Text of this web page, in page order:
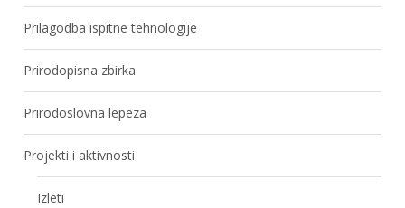
Prilagodba ispitne tehnologije
Prirodopisna zbirka
Prirodoslovna lepeza
Projekti i aktivnosti
Izleti